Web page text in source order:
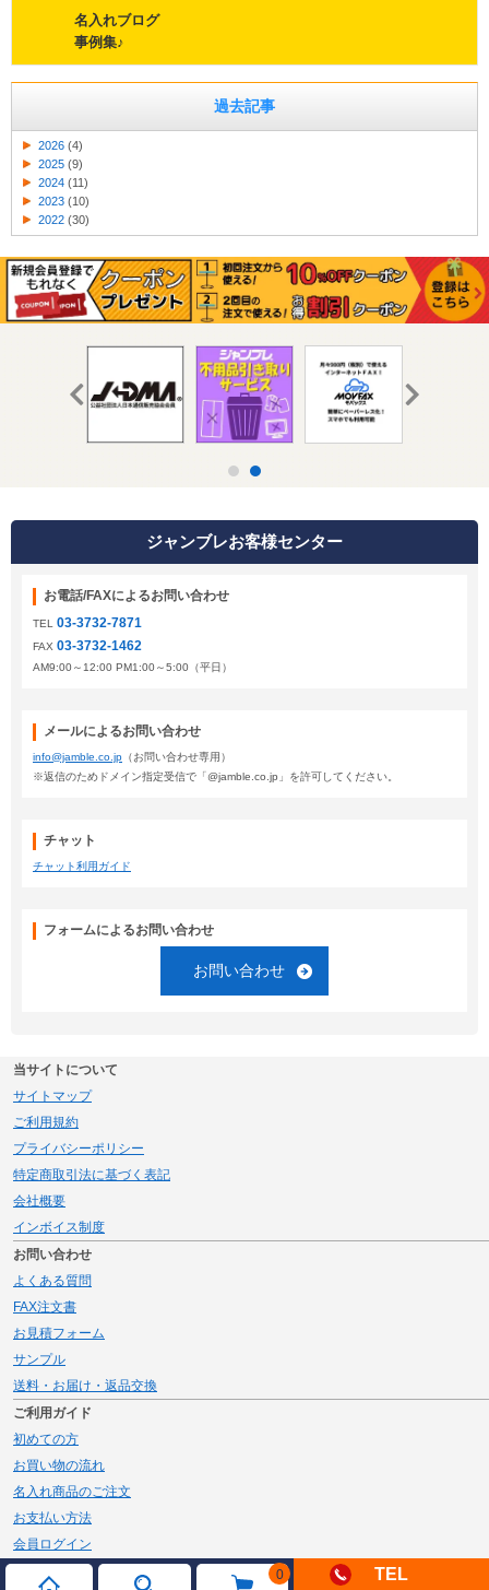
0 TEL
名入れブログ
事例集♪
過去記事
2026 (4)
2025 (9)
2024 (11)
2023 (10)
2022 (30)
ジャンブレお客様センター
お電話/FAXによるお問い合わせ
TEL 03-3732-7871
FAX 03-3732-1462
AM9:00～12:00 PM1:00～5:00（平日）
メールによるお問い合わせ
info@jamble.co.jp （お問い合わせ専用）
※返信のためドメイン指定受信で「@jamble.co.jp」を許可してください。
チャット
チャット利用ガイド
フォームによるお問い合わせ
お問い合わせ
当サイトについて
サイトマップ
ご利用規約
プライバシーポリシー
特定商取引法に基づく表記
会社概要
インボイス制度
お問い合わせ
よくある質問
FAX注文書
お見積フォーム
サンプル
送料・お届け・返品交換
ご利用ガイド
初めての方
お買い物の流れ
名入れ商品のご注文
お支払い方法
会員ログイン
メルマガ登録